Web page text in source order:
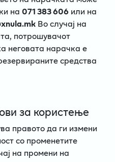
на 071 383 606или на
Во случај на
потрошувачот
неговата нарачка е
средства
за користење
правото да ги измени
со променетите
на промени на